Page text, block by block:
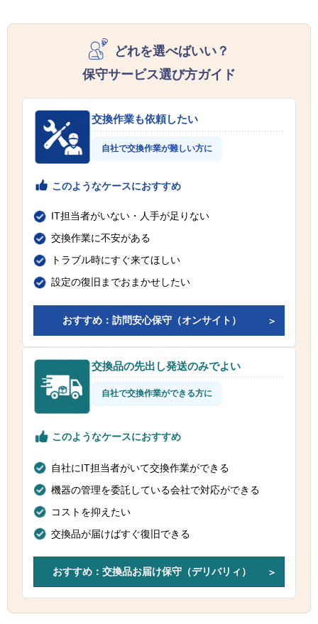
どれを選べばいい？
保守サービス選び方ガイド
交換作業も依頼したい
自社で交換作業が難しい方に
このようなケースにおすすめ
IT担当者がいない・人手が足りない
交換作業に不安がある
トラブル時にすぐ来てほしい
設定の復旧までおまかせしたい
おすすめ：訪問安心保守（オンサイト）
交換品の先出し発送のみでよい
自社で交換作業ができる方に
このようなケースにおすすめ
自社にIT担当者がいて交換作業ができる
機器の管理を委託している会社で対応ができる
コストを抑えたい
交換品が届けばすぐ復旧できる
おすすめ：交換品お届け保守（デリバリィ）